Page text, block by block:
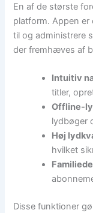
En af de største
platform. Appen
til og administrere
der fremhæves af
Intuitiv
titler,
Offline-
lydbøger
Høj
hvilket
Disse funktioner